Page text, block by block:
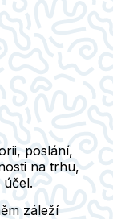
poslání,
na trhu,
účel.
záleží